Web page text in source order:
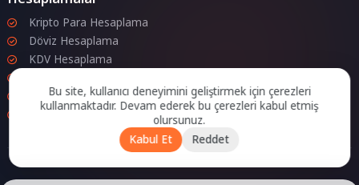
Kripto Para Hesaplama
Döviz Hesaplama
KDV Hesaplama
Zam Hesaplama
Bileşik Hesaplama
Bu site, kullanıcı deneyimini geliştirmek için çerezleri
kullanmaktadır. Devam ederek bu çerezleri kabul etmiş
olursunuz.
Kabul Et
Reddet